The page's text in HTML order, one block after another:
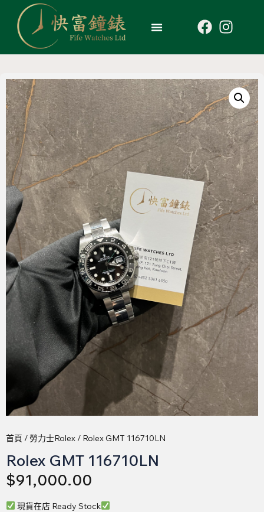
首頁 /勞力士Rolex / Rolex GMT 116710LN
Rolex GMT 116710LN
$91,000.00
現貨在店 Ready Stock